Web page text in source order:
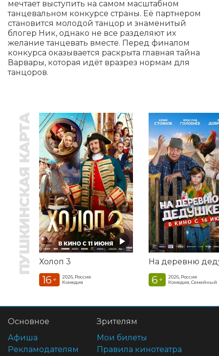
мечтает выступить на самом масштабном
танцевальном конкурсе страны. Её партнером
становится молодой танцор и знаменитый
блогер Ник, однако не все разделяют их
желание танцевать вместе. Перед финалом
конкурса оказывается раскрыта главная тайна
Варвары, которая идёт вразрез нормам для
танцоров.
ПУШКИНСКАЯ КАРТА Холоп 3
16 +
2026, Россия
Комедия
6 +
2026, Россия
Комедия, Семейный
Основное
Афиша
Рекламодателям
Зрителям
Мои билеты
Правила кинотеатра